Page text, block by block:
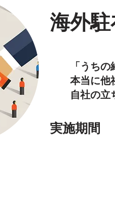
海外
「うちの給
本当に他社
自社の立ち
実施期間